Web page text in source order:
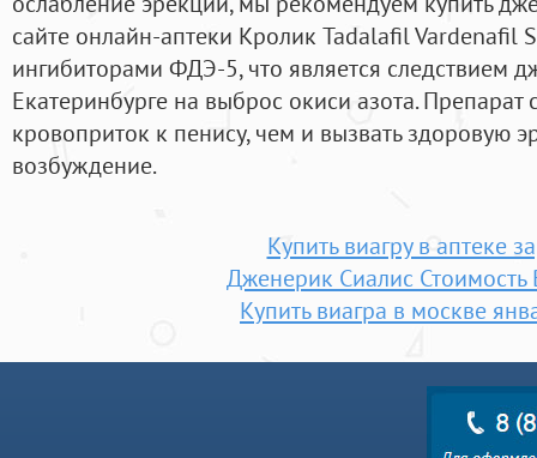
сайте онлайн-аптеки Кролик Tadalafil Vardenafil
ингибиторами ФДЭ-5, что является следствием
Екатеринбурге на выброс окиси азота. Препарат
кровоприток к пенису, чем и вызвать здоровую
возбуждение.
Купить виагру в аптеке
Дженерик Сиалис
Купить виагра в москве